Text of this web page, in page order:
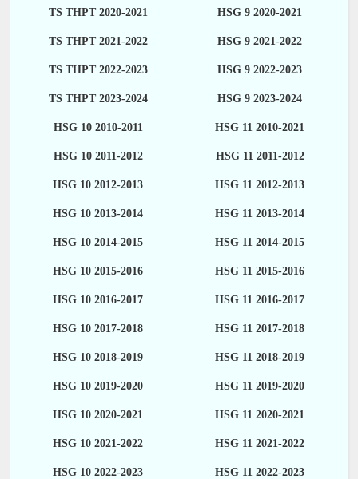
TS THPT 2020-2021 HSG 9 2020-2021
TS THPT 2021-2022 HSG 9 2021-2022
TS THPT 2022-2023 HSG 9 2022-2023
TS THPT 2023-2024 HSG 9 2023-2024
HSG 10 2010-2011 HSG 11 2010-2021
HSG 10 2011-2012 HSG 11 2011-2012
HSG 10 2012-2013 HSG 11 2012-2013
HSG 10 2013-2014 HSG 11 2013-2014
HSG 10 2014-2015 HSG 11 2014-2015
HSG 10 2015-2016 HSG 11 2015-2016
HSG 10 2016-2017 HSG 11 2016-2017
HSG 10 2017-2018 HSG 11 2017-2018
HSG 10 2018-2019 HSG 11 2018-2019
HSG 10 2019-2020 HSG 11 2019-2020
HSG 10 2020-2021 HSG 11 2020-2021
HSG 10 2021-2022 HSG 11 2021-2022
HSG 10 2022-2023 HSG 11 2022-2023